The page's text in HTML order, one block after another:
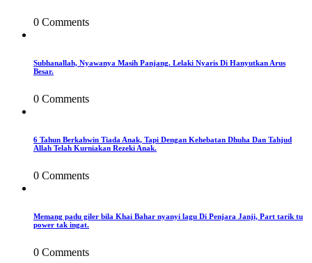
0 Comments
Subhanallah, Nyawanya Masih Panjang. Lelaki Nyaris Di Hanyutkan Arus
Besar.
0 Comments
6 Tahun Berkahwin Tiada Anak, Tapi Dengan Kehebatan Dhuha Dan Tahjud
Allah Telah Kurniakan Rezeki Anak.
0 Comments
Memang padu giler bila Khai Bahar nyanyi lagu Di Penjara Janji, Part tarik tu
power tak ingat.
0 Comments